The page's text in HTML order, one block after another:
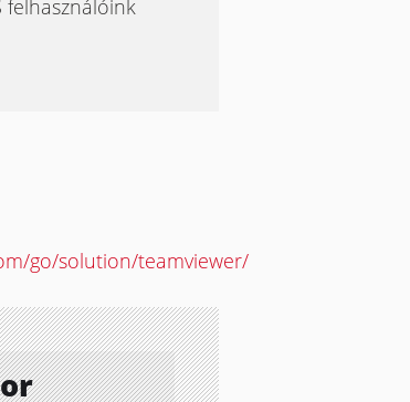
felhasználóink
go/solution/teamviewer/